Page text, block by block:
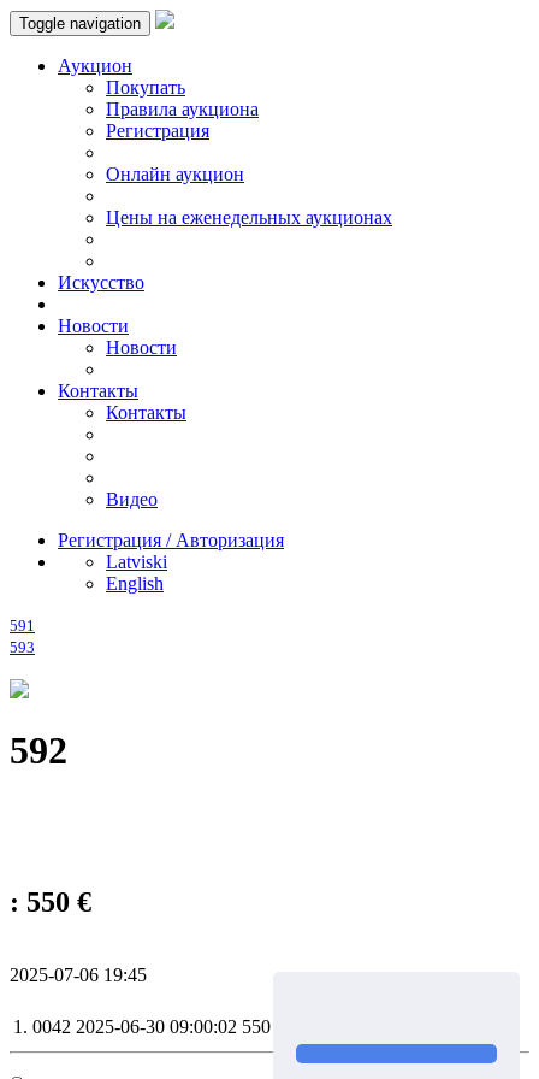
Toggle navigation
Аукцион
Пoкупать
Правила аукциона
Регистрация
Онлайн аукцион
Цены на еженедельных аукционах
Искусствo
Новости
Новости
Контакты
Контакты
Видео
Регистрация / Авторизация
Latviski
English
591
593
592
: 550 €
2025-07-06 19:45
1. 0042 2025-06-30 09:00:02 550 €